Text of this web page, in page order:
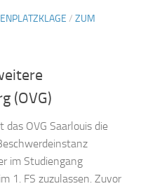
/ ZUM
(OVG)
OVG Saarlouis die
im Studiengang
1. FS zuzulassen. Zuvor